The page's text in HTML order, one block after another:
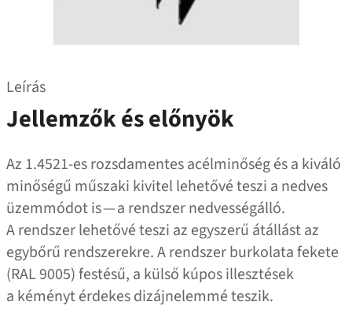
Leírás
Jellemzők és előnyök
Az 1.4521-es rozsdamentes acélminőség és a kiváló
minőségű műszaki kivitel lehetővé teszi a nedves
üzemmódot is — a rendszer nedvességálló.
A rendszer lehetővé teszi az egyszerű átállást az
egybőrű rendszerekre. A rendszer burkolata fekete
(RAL 9005) festésű, a külső kúpos illesztések
a kéményt érdekes dizájnelemmé teszik.